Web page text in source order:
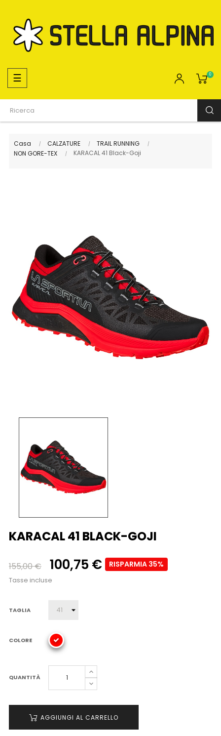
navigazione
Toggle
☰ 0
Casa CALZATURE
TRAIL RUNNING
NON GORE-TEX
KARACAL 41 Black-Goji
KARACAL 41 BLACK-GOJI
155,00 € 100,75 € RISPARMIA 35%
Tasse incluse
TAGLIA
COLORE
QUANTITÀ
AGGIUNGI AL CARRELLO